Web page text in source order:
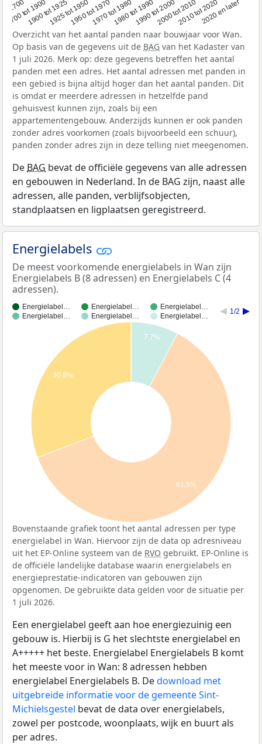
1700
1700 tot 1900
1900 tot 19251925 tot 19501950 tot 19701970 tot 19801980 tot 19901990 tot 20002000 tot 20102010 tot 20202020 en later
Overzicht van het aantal panden naar bouwjaar voor Wan.
Op basis van de gegevens uit de BAG van het Kadaster van
1 juli 2026. Merk op: deze gegevens betreffen het aantal
panden met een adres. Het aantal adressen met panden in
een gebied is bijna altijd hoger dan het aantal panden. Dit
is omdat er meerdere adressen in hetzelfde pand
gehuisvest kunnen zijn, zoals bij een
appartementengebouw. Anderzijds kunnen er ook panden
zonder adres voorkomen (zoals bijvoorbeeld een schuur),
panden zonder adres zijn in deze telling niet meegenomen.
De BAG bevat de officiële gegevens van alle adressen
en gebouwen in Nederland. In de BAG zijn, naast alle
adressen, alle panden, verblijfsobjecten,
standplaatsen en ligplaatsen geregistreerd.
Energielabels
De meest voorkomende energielabels in Wan zijn
Energielabels B (8 adressen) en Energielabels C (4
adressen).
Energielabel… Energielabel…
Energielabel…
Energielabel…
Energielabel… Energielabel…
1/2
7,7%
30,8%
61,5%
Bovenstaande grafiek toont het aantal adressen per type
energielabel in Wan. Hiervoor zijn de data op adresniveau
uit het EP-Online systeem van de RVO gebruikt. EP-Online is
de officiële landelijke database waarin energielabels en
energieprestatie-indicatoren van gebouwen zijn
opgenomen. De gebruikte data gelden voor de situatie per
1 juli 2026.
Een energielabel geeft aan hoe energiezuinig een
gebouw is. Hierbij is G het slechtste energielabel en
A+++++ het beste. Energielabel Energielabels B komt
het meeste voor in Wan: 8 adressen hebben
energielabel Energielabels B. Dedownload met
uitgebreide informatie voor de gemeente Sint-
Michielsgestel bevat de data over energielabels,
zowel per postcode, woonplaats, wijk en buurt als
per adres.